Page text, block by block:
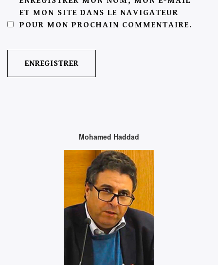
ET MON SITE DANS LE NAVIGATEUR
POUR MON PROCHAIN COMMENTAIRE.
Mohamed Haddad